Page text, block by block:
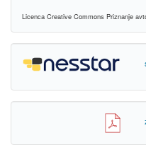
Licenca Creative Commons Priznanje